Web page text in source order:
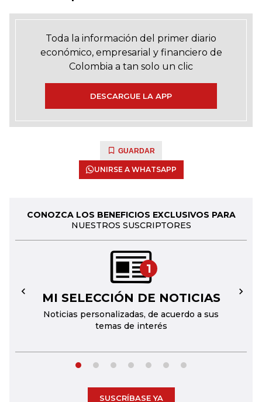
Toda la información del primer diario
económico, empresarial y financiero de
Colombia a tan solo un clic
DESCARGUE LA APP
GUARDAR
UNIRSE A WHATSAPP
CONOZCA LOS BENEFICIOS EXCLUSIVOS PARA
NUESTROS SUSCRIPTORES
1
MI SELECCIÓN DE NOTICIAS
Noticias personalizadas, de acuerdo a sus
temas de interés
← →
SUSCRÍBASE YA